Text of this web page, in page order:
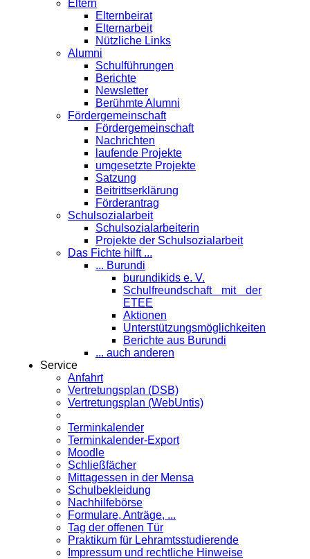
Eltern
Elternbeirat
Elternarbeit
Nützliche Links
Alumni
Schulführungen
Berichte
Newsletter
Berühmte Alumni
Förder­gemeinschaft
Fördergemeinschaft
Nachrichten
laufende Projekte
umgesetzte Projekte
Satzung
Beitrittserklärung
Förderantrag
Schul­sozialarbeit
Schulsozialarbeiterin
Projekte der Schulsozialarbeit
Das Fichte hilft ...
... Burundi
burundikids e. V.
Schulfreundschaft mit der
ETEE
Aktionen
Unterstützungsmöglichkeiten
Berichte aus Burundi
... auch anderen
Service
Anfahrt
Vertretungsplan (DSB)
Vertretungsplan (WebUntis)
Terminkalender
Terminkalender-Export
Moodle
Schließfächer
Mittagessen in der Mensa
Schulbekleidung
Nachhilfebörse
Formulare, Anträge, ...
Tag der offenen Tür
Praktikum für Lehramts­studierende
Impressum und rechtliche Hinweise